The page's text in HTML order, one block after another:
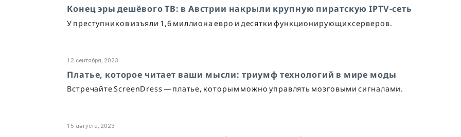
Конец эры дешёвого ТВ: в Австрии накрыли крупную пиратскую IPTV-сеть
У преступников изъяли 1,6 миллиона евро и десятки функционирующих серверов.
12 сентября, 2023
Платье, которое читает ваши мысли: триумф технологий в мире моды
Встречайте ScreenDress — платье, которым можно управлять мозговыми сигналами.
15 августа, 2023